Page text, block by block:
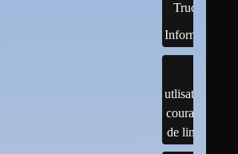
Trucs
Informatiques
utlisation
courante
de linux